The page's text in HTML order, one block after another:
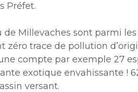
Préfet.
Millevaches sont parmi
zéro trace de pollution
compte par exemple 27
exotique envahissante !
versant.